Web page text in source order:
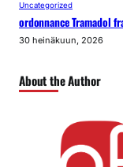
Uncategorized
ordonnance Tramadol
30 heinäkuun, 2026
About the Author